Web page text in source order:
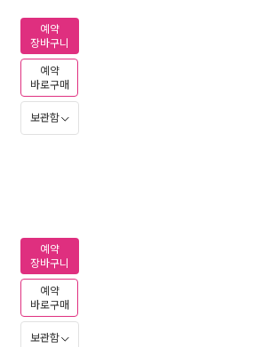
예약
장바구니
예약
바로구매
보관함
예약
장바구니
예약
바로구매
보관함